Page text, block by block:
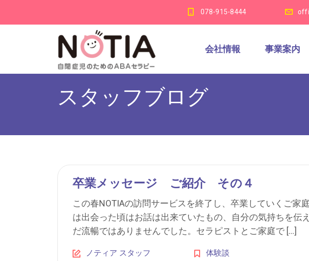
078-915-8444
会社情報 事業案内
スタッフブログ
卒業メッセージ ご紹介 その４
この春NOTIAの訪問サービスを終了し、卒業していくご家
は出会った頃はお話は出来ていたもの、自分の気持ちを伝
だ流暢ではありませんでした。セラピストとご家庭で […]
ノティア スタッフ 体験談